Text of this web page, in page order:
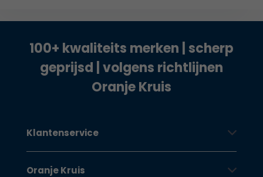
100+ kwaliteits merken | scherp
geprijsd | volgens richtlijnen
Oranje Kruis
Klantenservice
Oranje Kruis